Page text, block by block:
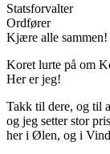
Statsforvalter
Ordfører
Kjære alle sammen!
Koret lurte på om
Her er jeg!
Takk til dere, og til
og jeg setter stor
her i Ølen, og i